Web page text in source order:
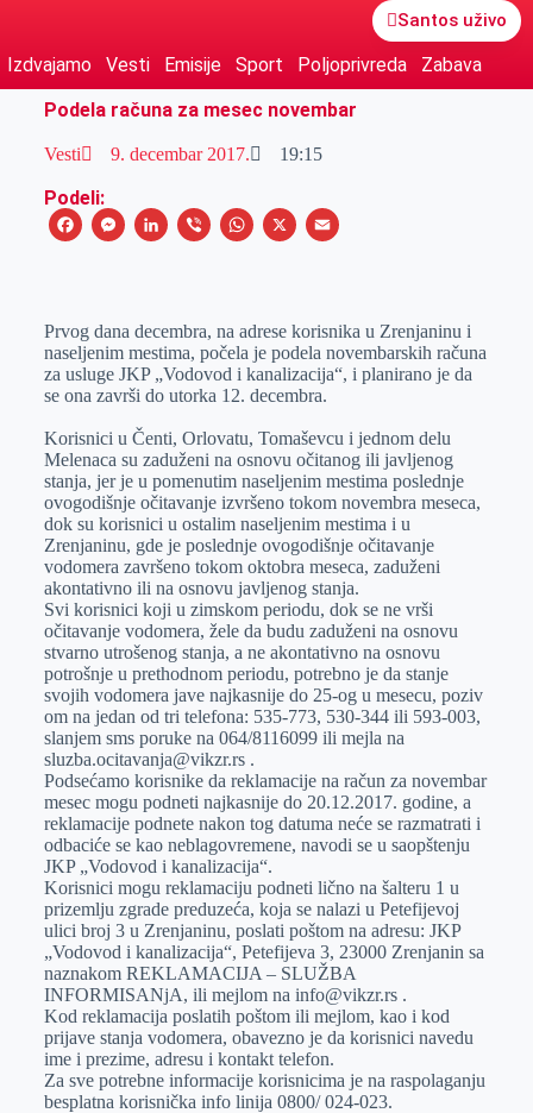
Santos uživo
Izdvajamo Vesti Emisije Sport Poljoprivreda
Zabava
Podela računa za mesec novembar
Vesti 9. decembar 2017. 19:15
Podeli:
F
e
b
o
k
M
s
e
n
e
r
L
k
e
d
n
V
e
r
W
t
s
A
p
X
E
i
l
Prvog dana decembra, na adrese korisnika u Zrenjaninu i
naseljenim mestima, počela je podela novembarskih računa
za usluge JKP „Vodovod i kanalizacija“, i planirano je da
se ona završi do utorka 12. decembra.
Korisnici u Čenti, Orlovatu, Tomaševcu i jednom delu
Melenaca su zaduženi na osnovu očitanog ili javljenog
stanja, jer je u pomenutim naseljenim mestima poslednje
ovogodišnje očitavanje izvršeno tokom novembra meseca,
dok su korisnici u ostalim naseljenim mestima i u
Zrenjaninu, gde je poslednje ovogodišnje očitavanje
vodomera završeno tokom oktobra meseca, zaduženi
akontativno ili na osnovu javljenog stanja.
Svi korisnici koji u zimskom periodu, dok se ne vrši
očitavanje vodomera, žele da budu zaduženi na osnovu
stvarno utrošenog stanja, a ne akontativno na osnovu
potrošnje u prethodnom periodu, potrebno je da stanje
svojih vodomera jave najkasnije do 25-og u mesecu, poziv
om na jedan od tri telefona: 535-773, 530-344 ili 593-003,
slanjem sms poruke na 064/8116099 ili mejla na
sluzba.ocitavanja@vikzr.rs .
Podsećamo korisnike da reklamacije na račun za novembar
mesec mogu podneti najkasnije do 20.12.2017. godine, a
reklamacije podnete nakon tog datuma neće se razmatrati i
odbaciće se kao neblagovremene, navodi se u saopštenju
JKP „Vodovod i kanalizacija“.
Korisnici mogu reklamaciju podneti lično na šalteru 1 u
prizemlju zgrade preduzeća, koja se nalazi u Petefijevoj
ulici broj 3 u Zrenjaninu, poslati poštom na adresu: JKP
„Vodovod i kanalizacija“, Petefijeva 3, 23000 Zrenjanin sa
naznakom REKLAMACIJA – SLUŽBA
INFORMISANjA, ili mejlom na info@vikzr.rs .
Kod reklamacija poslatih poštom ili mejlom, kao i kod
prijave stanja vodomera, obavezno je da korisnici navedu
ime i prezime, adresu i kontakt telefon.
Za sve potrebne informacije korisnicima je na raspolaganju
besplatna korisnička info linija 0800/ 024-023.